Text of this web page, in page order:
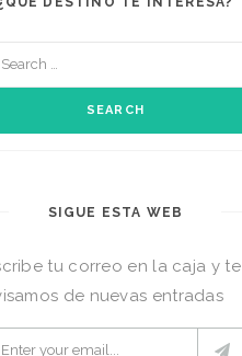
SIGUE ESTA WEB
tu correo en la caja y te
de nuevas entradas